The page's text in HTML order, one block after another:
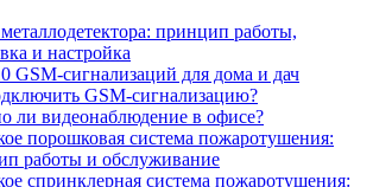
принцип работы,
и настройка
GSM-сигнализаций для дома и дач
GSM-сигнализацию?
ли видеонаблюдение в офисе?
порошковая система пожаротушения:
работы и обслуживание
спринклерная система пожаротушения: